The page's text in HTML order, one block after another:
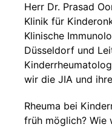
Herr Dr. Prasad
Klinik für
Klinische
Düsseldorf und
wir die JIA und
Rheuma bei
früh möglich?